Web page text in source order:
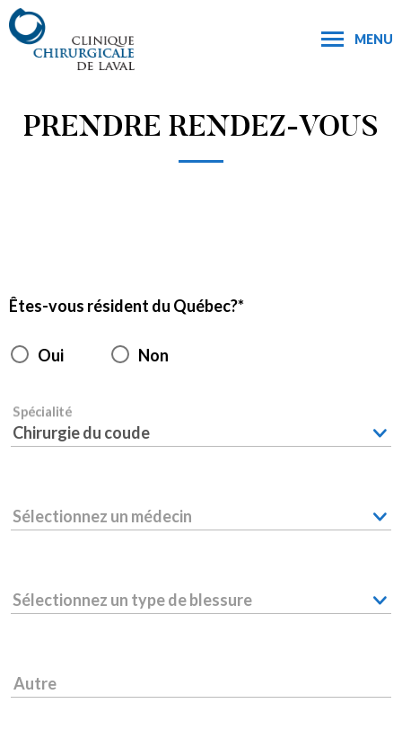
MENU
PRENDRE RENDEZ-VOUS
Êtes-vous résident du Québec?
Oui Non
Spécialité
Chirurgie du coude
Sélectionnez un médecin
Sélectionnez un type de blessure
Autre